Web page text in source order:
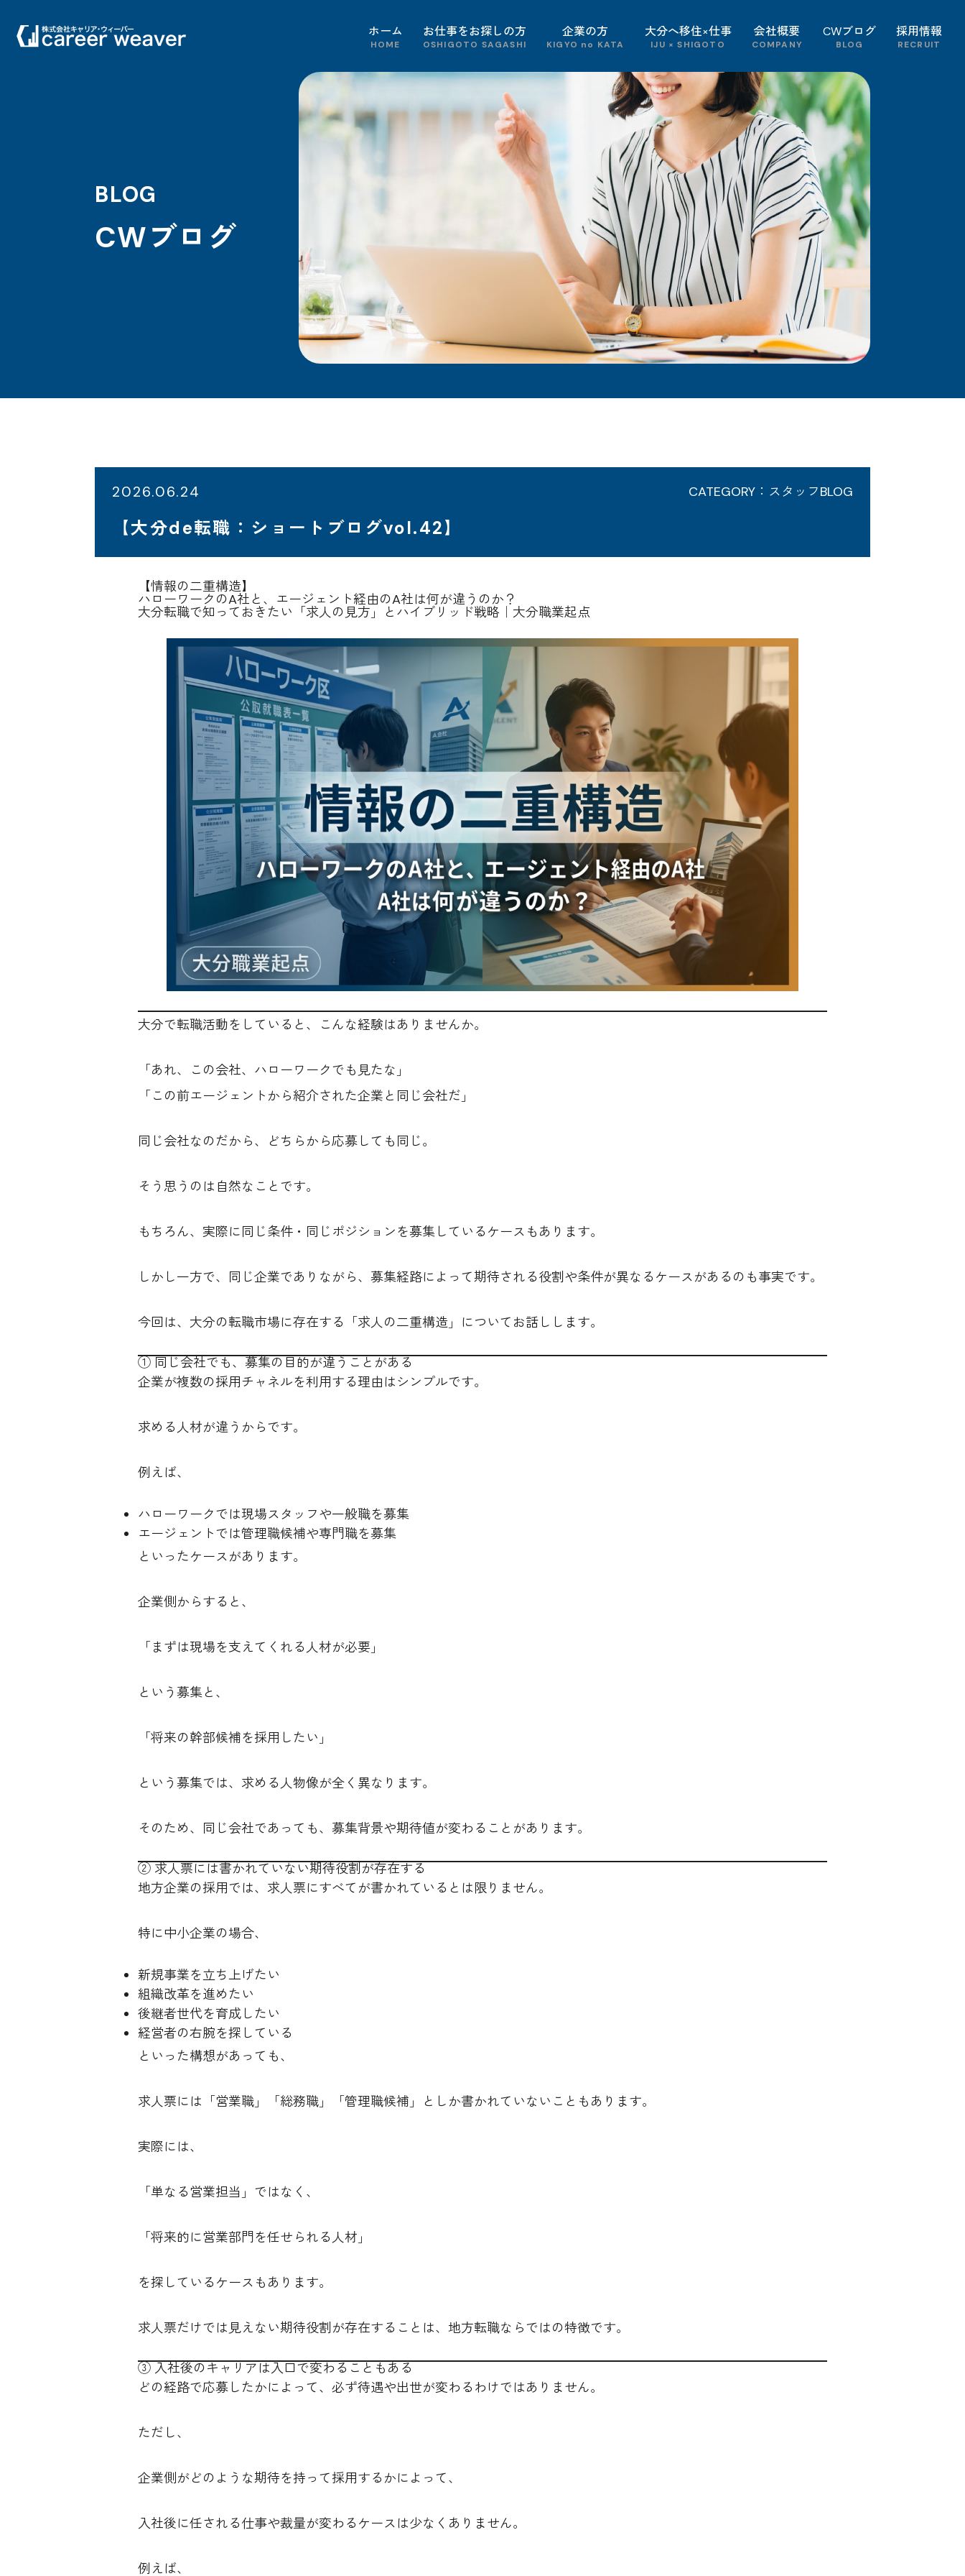
ホーム
HOME
お仕事をお探しの方
OSHIGOTO SAGASHI
企業の方
KIGYO no KATA
大分へ移住×仕事
IJU × SHIGOTO
会社概要
COMPANY
CWブログ
BLOG
採用情報
RECRUIT
BLOG
CWブログ
2026.06.24 CATEGORY：スタッフBLOG
【大分de転職：ショートブログvol.42】
【情報の二重構造】
ハローワークのA社と、エージェント経由のA社は何が違うのか？
大分転職で知っておきたい「求人の見方」とハイブリッド戦略｜大分職業起点
大分で転職活動をしていると、こんな経験はありませんか。
「あれ、この会社、ハローワークでも見たな」
「この前エージェントから紹介された企業と同じ会社だ」
同じ会社なのだから、どちらから応募しても同じ。
そう思うのは自然なことです。
もちろん、実際に同じ条件・同じポジションを募集しているケースもあります。
しかし一方で、同じ企業でありながら、募集経路によって期待される役割や条件が異なるケースがあるのも事実です。
今回は、大分の転職市場に存在する「求人の二重構造」についてお話しします。
① 同じ会社でも、募集の目的が違うことがある
企業が複数の採用チャネルを利用する理由はシンプルです。
求める人材が違うからです。
例えば、
ハローワークでは現場スタッフや一般職を募集
エージェントでは管理職候補や専門職を募集
といったケースがあります。
企業側からすると、
「まずは現場を支えてくれる人材が必要」
という募集と、
「将来の幹部候補を採用したい」
という募集では、求める人物像が全く異なります。
そのため、同じ会社であっても、募集背景や期待値が変わることがあります。
② 求人票には書かれていない期待役割が存在する
地方企業の採用では、求人票にすべてが書かれているとは限りません。
特に中小企業の場合、
新規事業を立ち上げたい
組織改革を進めたい
後継者世代を育成したい
経営者の右腕を探している
といった構想があっても、
求人票には「営業職」「総務職」「管理職候補」としか書かれていないこともあります。
実際には、
「単なる営業担当」ではなく、
「将来的に営業部門を任せられる人材」
を探しているケースもあります。
求人票だけでは見えない期待役割が存在することは、地方転職ならではの特徴です。
③ 入社後のキャリアは入口で変わることもある
どの経路で応募したかによって、必ず待遇や出世が変わるわけではありません。
ただし、
企業側がどのような期待を持って採用するかによって、
入社後に任される仕事や裁量が変わるケースは少なくありません。
例えば、